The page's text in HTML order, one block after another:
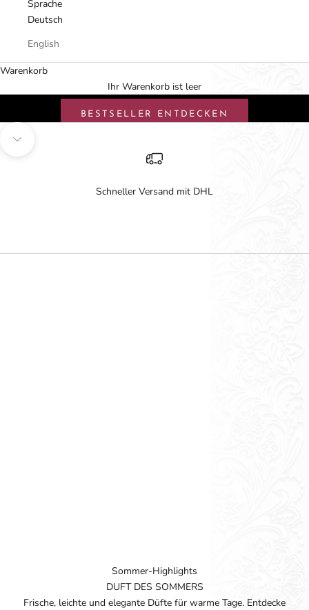
Sprache
Deutsch
English
Warenkorb
Ihr Warenkorb ist leer
Arabische Parfüms & Parfümöle
BESTSELLER ENTDECKEN
Schneller Versand mit DHL
Sommer-Highlights
DUFT DES SOMMERS
Frische, leichte und elegante Düfte für warme Tage. Entdecke